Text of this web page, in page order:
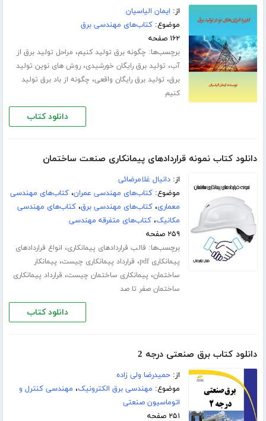
از: ایمان الیاسیان
موضوع:کتاب‌های مهندسی برق
۱۶۲ صفحه
برچسب‌ها: چگونه برق تولید کنیم، مراحل تولید برق از
آب، تولید برق رایگان خورشیدی،روش های نوین تولید
برق، تولید برق رایگان واقعی، چگونه از باد برق تولید
کنیم
دانلود کتاب
دانلود کتاب نمونه قراردادهای پیمانکاری صنعت ساختمان
از:دانیال غلامرضائی
موضوع:کتاب‌های مهندسی عمران،کتاب‌های مهندسی
معماری،کتاب‌های مهندسی برق،کتاب‌های مهندسی
مکانیک،کتاب‌های متفرقه مهندسی
۲۵۹ صفحه
برچسب‌ها: قالب قراردادهای پیمانکاری، انواع قراردادهای
پیمانکاری pdf
، قرارداد پیمانکاری چیست، پیمانکار
ساختمان، پیمانکاری ساختمان چیست، قرارداد پیمانکاری
ساختمان صفر تا صد
دانلود کتاب
دانلود کتاب برق صنعتی درجه 2
از:حمیدرضا ولی زاده
موضوع: مهندسی برق الکترونیک، مهندسی کنترل و
اتوماسیون صنعتی
۲۵۱ صفحه